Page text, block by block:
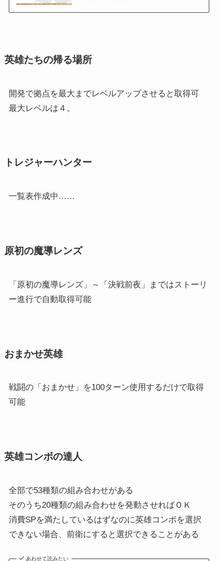
英雄たちの帰る場所
開発で拠点を最大までレベルアップさせると取得可
最大レベルは４。
トレジャーハンター
一覧表作成中……
原初の魔導レンズ
「原初の魔導レンズ」～「決戦前夜」まではストーリ
ー進行で自動取得可能
おまかせ英雄
戦闘の「おまかせ」を100ターン使用するだけで取得
可能
英雄コンボの達人
全部で53種類の組み合わせがある
そのうち20種類の組み合わせを発動させればＯＫ
消費SPを満たしているはずなのに英雄コンボを選択
できない場合、前衛にすると選択できることがある
あわせて読みたい